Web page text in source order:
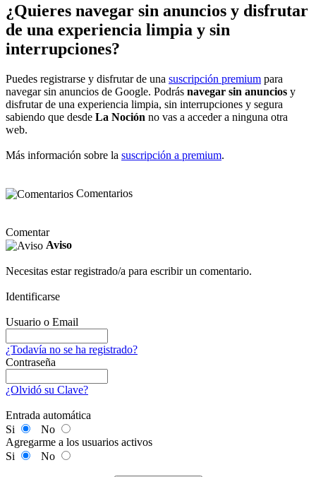
¿Quieres navegar sin anuncios y disfrutar
de una experiencia limpia y sin
interrupciones?
Puedes registrarse y disfrutar de una suscripción premium para
navegar sin anuncios de Google. Podrás navegar sin anuncios y
disfrutar de una experiencia limpia, sin interrupciones y segura
sabiendo que desde La Noción no vas a acceder a ninguna otra
web.
Más información sobre la suscripción a premium.
Comentarios
Comentar
Aviso
Necesitas estar registrado/a para escribir un comentario.
Identificarse
Usuario o Email
¿Todavía no se ha registrado?
Contraseña
¿Olvidó su Clave?
Entrada automática
Si
No
Agregarme a los usuarios activos
Si
No